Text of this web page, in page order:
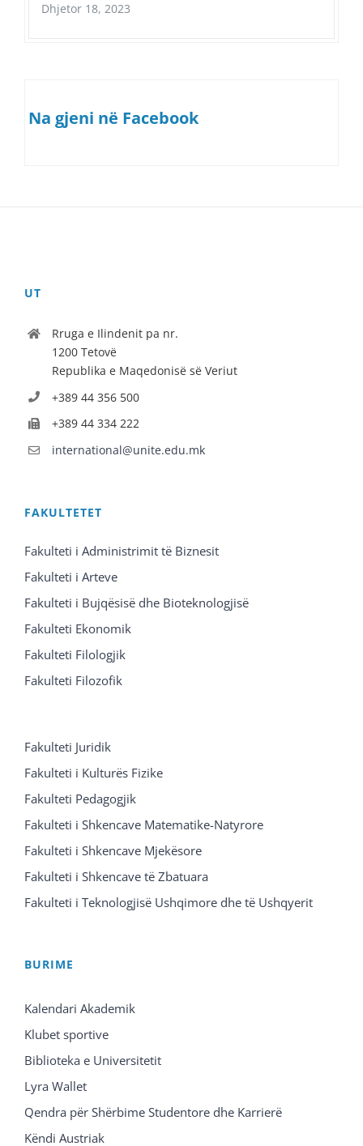
Dhjetor 18, 2023
Na gjeni në Facebook
UT
Rruga e Ilindenit pa nr.
1200 Tetovë
Republika e Maqedonisë së Veriut
+389 44 356 500
+389 44 334 222
international@unite.edu.mk
FAKULTETET
Fakulteti i Administrimit të Biznesit
Fakulteti i Arteve
Fakulteti i Bujqësisë dhe Bioteknologjisë
Fakulteti Ekonomik
Fakulteti Filologjik
Fakulteti Filozofik
Fakulteti Juridik
Fakulteti i Kulturës Fizike
Fakulteti Pedagogjik
Fakulteti i Shkencave Matematike-Natyrore
Fakulteti i Shkencave Mjekësore
Fakulteti i Shkencave të Zbatuara
Fakulteti i Teknologjisë Ushqimore dhe të Ushqyerit
BURIME
Kalendari Akademik
Klubet sportive
Biblioteka e Universitetit
Lyra Wallet
Qendra për Shërbime Studentore dhe Karrierë
Këndi Austriak